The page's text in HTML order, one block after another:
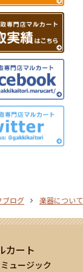
ブログ 楽器について
カート
ュージック